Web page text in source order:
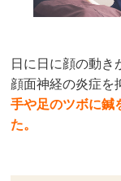
日に日に顔の動き
顔面神経の炎症を
手や足のツボに鍼
た。